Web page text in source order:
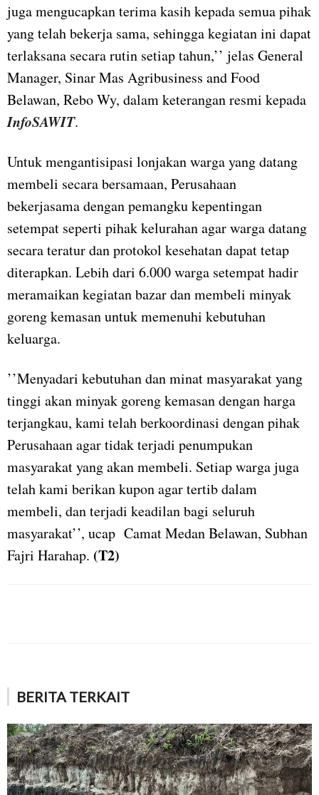
juga mengucapkan terima kasih kepada semua pihak
yang telah bekerja sama, sehingga kegiatan ini dapat
terlaksana secara rutin setiap tahun,’’ jelas General
Manager, Sinar Mas Agribusiness and Food
Belawan, Rebo Wy, dalam keterangan resmi kepada
InfoSAWIT.
Untuk mengantisipasi lonjakan warga yang datang
membeli secara bersamaan, Perusahaan
bekerjasama dengan pemangku kepentingan
setempat seperti pihak kelurahan agar warga datang
secara teratur dan protokol kesehatan dapat tetap
diterapkan. Lebih dari 6.000 warga setempat hadir
meramaikan kegiatan bazar dan membeli minyak
goreng kemasan untuk memenuhi kebutuhan
keluarga.
’’Menyadari kebutuhan dan minat masyarakat yang
tinggi akan minyak goreng kemasan dengan harga
terjangkau, kami telah berkoordinasi dengan pihak
Perusahaan agar tidak terjadi penumpukan
masyarakat yang akan membeli. Setiap warga juga
telah kami berikan kupon agar tertib dalam
membeli, dan terjadi keadilan bagi seluruh
masyarakat’’, ucap Camat Medan Belawan, Subhan
Fajri Harahap. (T2)
BERITA TERKAIT